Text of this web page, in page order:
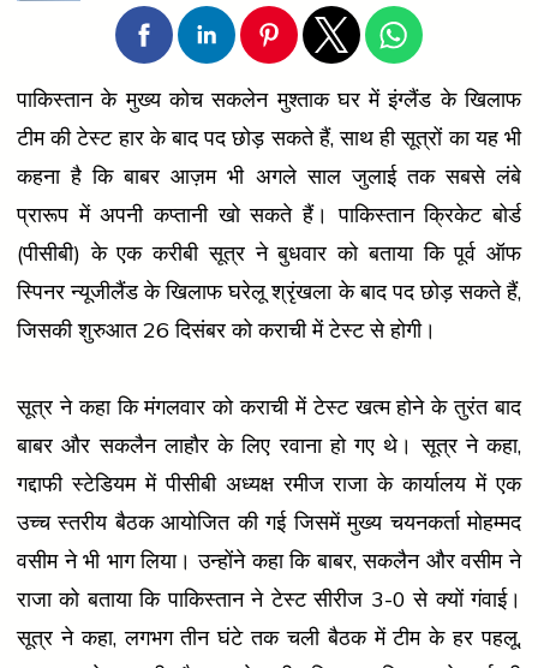
पाकिस्तान के मुख्य कोच सकलेन मुश्ताक घर में इंग्लैंड के खिलाफ
टीम की टेस्ट हार के बाद पद छोड़ सकते हैं, साथ ही सूत्रों का यह भी
कहना है कि बाबर आज़म भी अगले साल जुलाई तक सबसे लंबे
प्रारूप में अपनी कप्तानी खो सकते हैं। पाकिस्तान क्रिकेट बोर्ड
(पीसीबी) के एक करीबी सूत्र ने बुधवार को बताया कि पूर्व ऑफ
स्पिनर न्यूजीलैंड के खिलाफ घरेलू श्रृंखला के बाद पद छोड़ सकते हैं,
जिसकी शुरुआत 26 दिसंबर को कराची में टेस्ट से होगी।
सूत्र ने कहा कि मंगलवार को कराची में टेस्ट खत्म होने के तुरंत बाद
बाबर और सकलैन लाहौर के लिए रवाना हो गए थे। सूत्र ने कहा,
गद्दाफी स्टेडियम में पीसीबी अध्यक्ष रमीज राजा के कार्यालय में एक
उच्च स्तरीय बैठक आयोजित की गई जिसमें मुख्य चयनकर्ता मोहम्मद
वसीम ने भी भाग लिया। उन्होंने कहा कि बाबर, सकलैन और वसीम ने
राजा को बताया कि पाकिस्तान ने टेस्ट सीरीज 3-0 से क्यों गंवाई।
सूत्र ने कहा, लगभग तीन घंटे तक चली बैठक में टीम के हर पहलू,